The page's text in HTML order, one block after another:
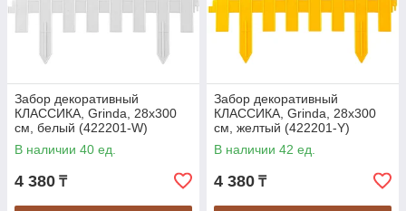
Забор декоративный
КЛАССИКА, Grinda, 28х300
см, белый (422201-W)
В наличии 40 ед.
4 380 ₸
Забор декоративный
КЛАССИКА, Grinda, 28х300
см, желтый (422201-Y)
В наличии 42 ед.
4 380 ₸